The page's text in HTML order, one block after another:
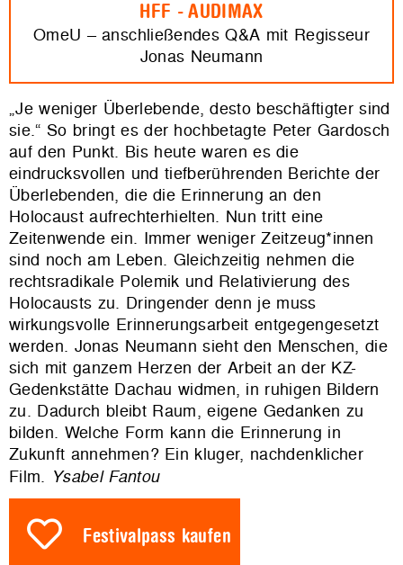
HFF - AUDIMAX
OmeU – anschließendes Q&A mit Regisseur
Jonas Neumann
„Je weniger Überlebende, desto beschäftigter sind
sie.“ So bringt es der hochbetagte Peter Gardosch
auf den Punkt. Bis heute waren es die
eindrucksvollen und tiefberührenden Berichte der
Überlebenden, die die Erinnerung an den
Holocaust aufrechterhielten. Nun tritt eine
Zeitenwende ein. Immer weniger Zeitzeug*innen
sind noch am Leben. Gleichzeitig nehmen die
rechtsradikale Polemik und Relativierung des
Holocausts zu. Dringender denn je muss
wirkungsvolle Erinnerungsarbeit entgegengesetzt
werden. Jonas Neumann sieht den Menschen, die
sich mit ganzem Herzen der Arbeit an der KZ-
Gedenkstätte Dachau widmen, in ruhigen Bildern
zu. Dadurch bleibt Raum, eigene Gedanken zu
bilden. Welche Form kann die Erinnerung in
Zukunft annehmen? Ein kluger, nachdenklicher
Film. Ysabel Fantou
Festivalpass kaufen